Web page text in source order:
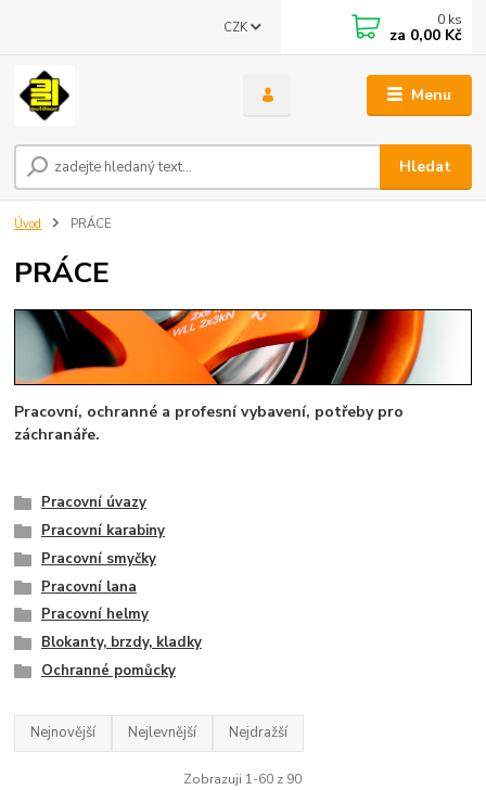
Menu
CZK
Hledat
0 ks
za 0,00 Kč
Úvod PRÁCE
PRÁCE
Pracovní, ochranné a profesní vybavení, potřeby pro
záchranáře.
Pracovní úvazy
Pracovní karabiny
Pracovní smyčky
Pracovní lana
Pracovní helmy
Blokanty, brzdy, kladky
Ochranné pomůcky
Nejnovější Nejlevnější Nejdražší
Zobrazuji 1-60 z 90